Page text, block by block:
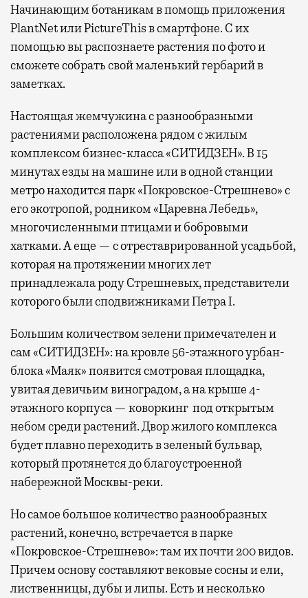
Начинающим ботаникам в помощь приложения
PlantNet или PictureThis в смартфоне. С их
помощью вы распознаете растения по фото и
сможете собрать свой маленький гербарий в
заметках.
Настоящая жемчужина с разнообразными
растениями расположена рядом с жилым
комплексом бизнес-класса «СИТИДЗЕН». В 15
минутах езды на машине или в одной станции
метро находится парк «Покровское-Стрешнево» с
его экотропой, родником «Царевна Лебедь»,
многочисленными птицами и бобровыми
хатками. А еще — с отреставрированной усадьбой,
которая на протяжении многих лет
принадлежала роду Стрешневых, представители
которого были сподвижниками Петра I.
Большим количеством зелени примечателен и
сам «СИТИДЗЕН»: на кровле 56-этажного урбан-
блока «Маяк» появится смотровая площадка,
увитая девичьим виноградом, а на крыше 4-
этажного корпуса — коворкинг под открытым
небом среди растений. Двор жилого комплекса
будет плавно переходить в зеленый бульвар,
который протянется до благоустроенной
набережной Москвы-реки.
Но самое большое количество разнообразных
растений, конечно, встречается в парке
«Покровское-Стрешнево»: там ихпочти 200 видов.
Причем основу составляют вековые сосны и ели,
лиственницы, дубы и липы. Есть и несколько